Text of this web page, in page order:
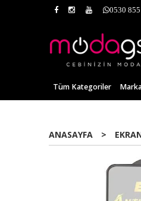
0530
Tüm Kategoriler
ANASAYFA >